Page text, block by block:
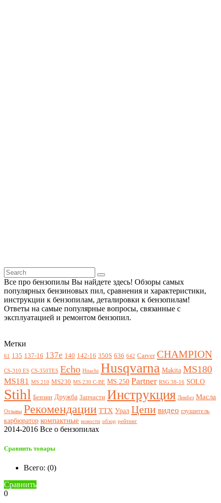
Все про бензопилы Вы найдете здесь! Обзоры самых
популярных бензиновых пил, сравнения и характеристики,
инструкции к бензопилам, деталировки к бензопилам!
Ответы на самые популярные вопросы, связанные с
эксплуатацией и ремонтом бензопил.
Метки
61 135 137-16 137e 140 142-16 350S 636 642 Carver CHAMPION
CS-310 ES CS-350TES Echo Hitachi Husqvarna Makita MS180
MS181 MS 210 MS230 MS 230 C-BE MS 250 Partner RSG 38-16 SOLO
Stihl Бензин Дружба Запчасти Инструкция Ликбез Масла
Отзывы Рекомендации ТТХ Урал Цепи видео глушитель
карбюратор компактные новости обзор рейтинг
2014-2016 Все о бензопилах
Сравнить товары
Всего: (0)
Сравнить
0